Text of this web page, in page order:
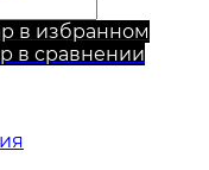
в избранном
в сравнении